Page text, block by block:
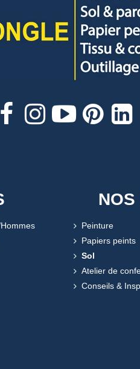
NOS
Peinture
Papiers peints
Sol
Atelier de
Conseils &